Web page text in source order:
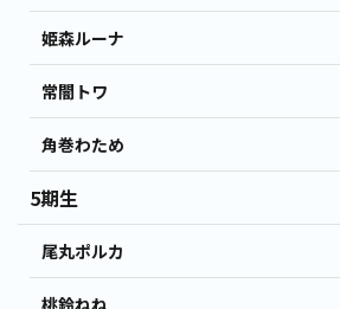
姫森ルーナ
常闇トワ
角巻わため
5期生
尾丸ポルカ
桃鈴ねね